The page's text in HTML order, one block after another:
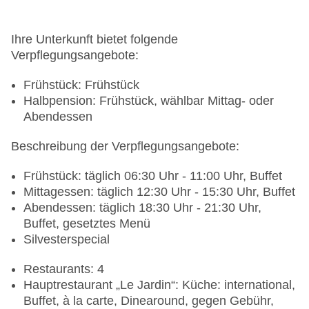
Ihre Unterkunft bietet folgende
Verpflegungsangebote:
Frühstück: Frühstück
Halbpension: Frühstück, wählbar Mittag- oder
Abendessen
Beschreibung der Verpflegungsangebote:
Frühstück: täglich 06:30 Uhr - 11:00 Uhr, Buffet
Mittagessen: täglich 12:30 Uhr - 15:30 Uhr, Buffet
Abendessen: täglich 18:30 Uhr - 21:30 Uhr,
Buffet, gesetztes Menü
Silvesterspecial
Restaurants: 4
Hauptrestaurant „Le Jardin“: Küche: international,
Buffet, à la carte, Dinearound, gegen Gebühr,